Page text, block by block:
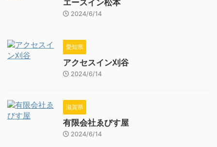
エースイン松本
2024/6/14
愛知県
アクセスイン刈谷
2024/6/14
滋賀県
有限会社ゑびす屋
2024/6/14